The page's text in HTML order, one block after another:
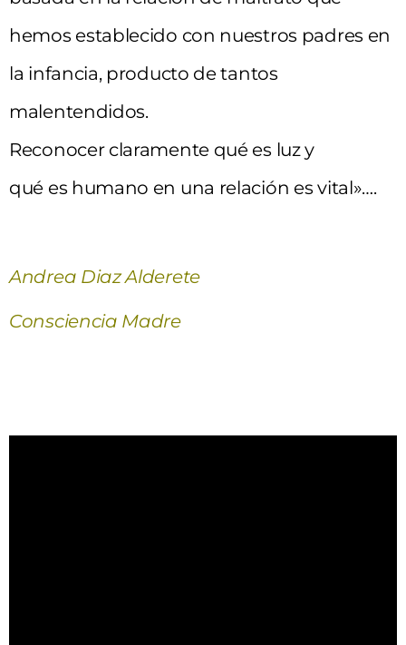
hemos establecido con nuestros padres en
la infancia, producto de tantos
malentendidos.
Reconocer claramente qué es luz y
qué es humano en una relación es vital»….
Andrea Diaz Alderete
Consciencia Madre